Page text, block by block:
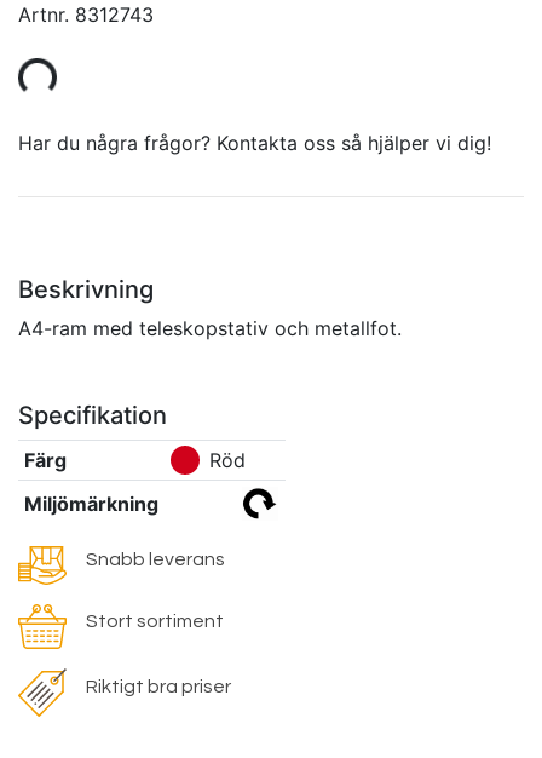
Artnr. 8312743
Har du några frågor? Kontakta oss så hjälper vi dig!
Beskrivning
A4-ram med teleskopstativ och metallfot.
Specifikation
Färg
Röd
Miljömärkning
Snabb leverans
Stort sortiment
Riktigt bra priser